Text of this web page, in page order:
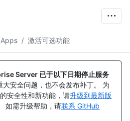
/ 激活可选功能
Server 已于以下日期停止服务
大安全问题，也不会发布补丁。 为
安全性和新功能，请升级到最新版
如需升级帮助，请联系 GitHub